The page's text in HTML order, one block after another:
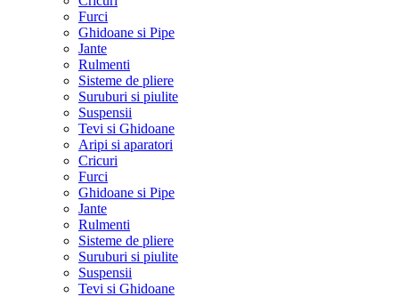
Furci
Ghidoane si Pipe
Jante
Rulmenti
Sisteme de pliere
Suruburi si piulite
Suspensii
Tevi si Ghidoane
Aripi si aparatori
Cricuri
Furci
Ghidoane si Pipe
Jante
Rulmenti
Sisteme de pliere
Suruburi si piulite
Suspensii
Tevi si Ghidoane